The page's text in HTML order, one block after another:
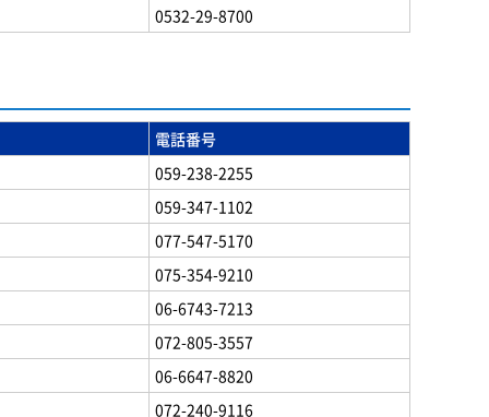
0532-29-8700
電話番号
059-238-2255
059-347-1102
077-547-5170
075-354-9210
06-6743-7213
072-805-3557
06-6647-8820
072-240-9116